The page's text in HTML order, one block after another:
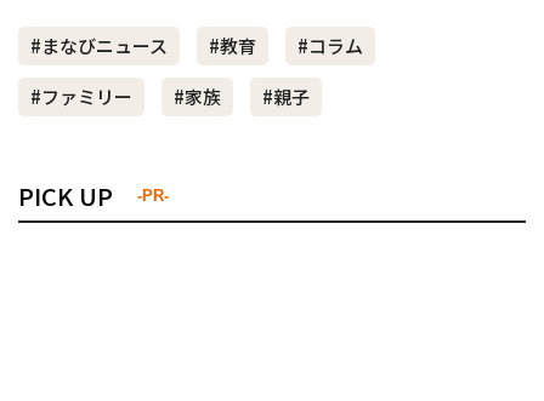
#まなびニュース #教育
#コラム
#ファミリー
#家族 #親子
PICK UP -PR-